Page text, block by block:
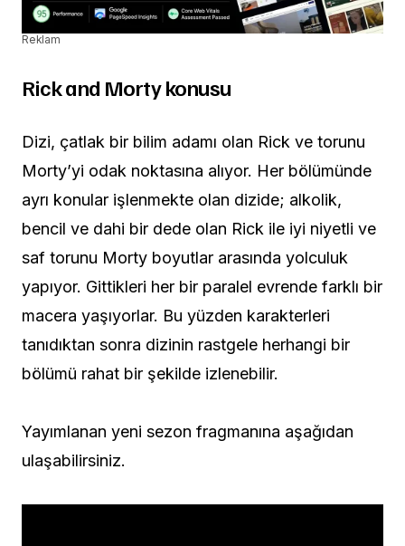
Reklam
Rick and Morty konusu
Dizi, çatlak bir bilim adamı olan Rick ve torunu
Morty’yi odak noktasına alıyor. Her bölümünde
ayrı konular işlenmekte olan dizide; alkolik,
bencil ve dahi bir dede olan Rick ile iyi niyetli ve
saf torunu Morty boyutlar arasında yolculuk
yapıyor. Gittikleri her bir paralel evrende farklı bir
macera yaşıyorlar. Bu yüzden karakterleri
tanıdıktan sonra dizinin rastgele herhangi bir
bölümü rahat bir şekilde izlenebilir.
Yayımlanan yeni sezon fragmanına aşağıdan
ulaşabilirsiniz.